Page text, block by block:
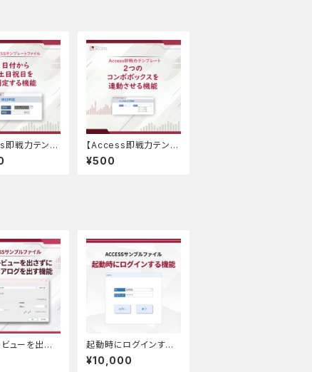
即戦力テンプ
付から土日祝
る機能
【Access即戦力テンプ
レート】2つのコンボボッ
クスを連動させる機能
¥500
ューを出さ
イアログを
ACCESSサ
起動時にログインする
機能｜ACCESSサンプ
ルファイル
¥10,000